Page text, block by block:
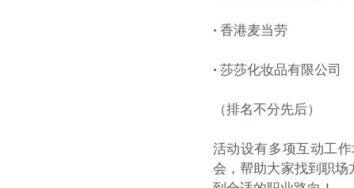
• 香港麦当劳
• 莎莎化妆品有限公司
（排名不分先后）
活动设有多项互动工
会，帮助大家找到职